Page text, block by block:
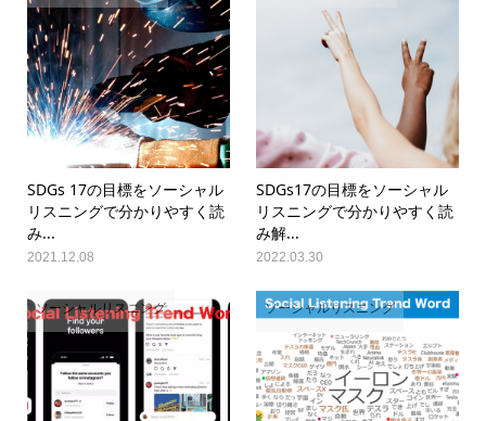
SDGs 17の目標をソーシャル
リスニングで分かりやすく読
み...
2021.12.08
SDGs17の目標をソーシャル
リスニングで分かりやすく読
み解...
2022.03.30
ソーシャルリスニング ソーシャルリスニング